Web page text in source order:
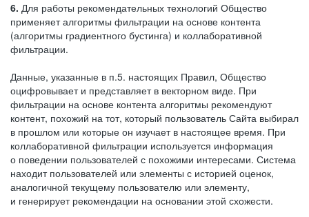
6. Для работы рекомендательных технологий Общество
применяет алгоритмы фильтрации на основе контента
(алгоритмы градиентного бустинга) и коллаборативной
фильтрации.
Данные, указанные в п.5. настоящих Правил, Общество
оцифровывает и представляет в векторном виде. При
фильтрации на основе контента алгоритмы рекомендуют
контент, похожий на тот, который пользователь Сайта выбирал
в прошлом или которые он изучает в настоящее время. При
коллаборативной фильтрации используется информация
о поведении пользователей с похожими интересами. Система
находит пользователей или элементы с историей оценок,
аналогичной текущему пользователю или элементу,
и генерирует рекомендации на основании этой схожести.